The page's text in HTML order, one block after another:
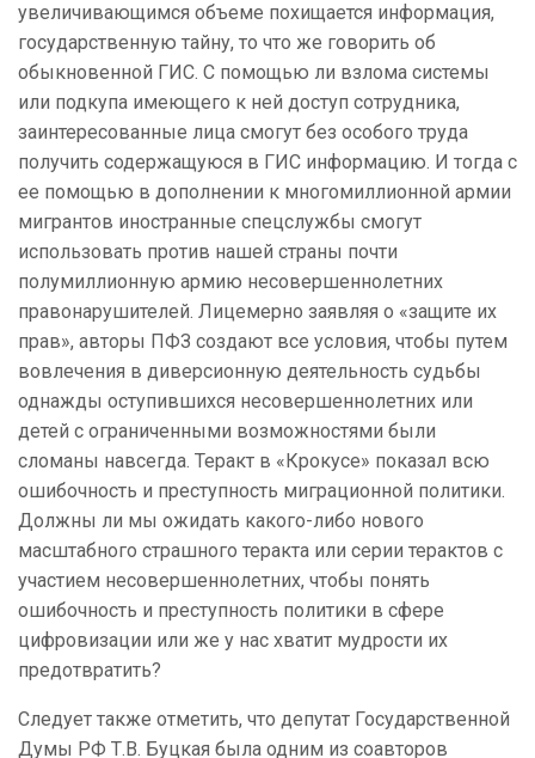
увеличивающимся объеме похищается информация,
государственную тайну, то что же говорить об
обыкновенной ГИС. С помощью ли взлома системы
или подкупа имеющего к ней доступ сотрудника,
заинтересованные лица смогут без особого труда
получить содержащуюся в ГИС информацию. И тогда с
ее помощью в дополнении к многомиллионной армии
мигрантов иностранные спецслужбы смогут
использовать против нашей страны почти
полумиллионную армию несовершеннолетних
правонарушителей. Лицемерно заявляя о «защите их
прав», авторы ПФЗ создают все условия, чтобы путем
вовлечения в диверсионную деятельность судьбы
однажды оступившихся несовершеннолетних или
детей с ограниченными возможностями были
сломаны навсегда. Теракт в «Крокусе» показал всю
ошибочность и преступность миграционной политики.
Должны ли мы ожидать какого-либо нового
масштабного страшного теракта или серии терактов с
участием несовершеннолетних, чтобы понять
ошибочность и преступность политики в сфере
цифровизации или же у нас хватит мудрости их
предотвратить?
Следует также отметить, что депутат Государственной
Думы РФ Т.В. Буцкая была одним из соавторов